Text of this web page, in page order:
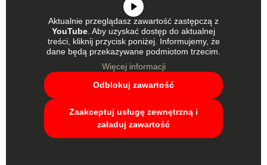
Aktualnie przeglądasz zawartość zastępczą z
YouTube . Aby uzyskać dostęp do aktualnej
treści, kliknij przycisk poniżej. Informujemy, że
dane będą przekazywane podmiotom trzecim.
Więcej informacji
Odblokuj zawartość
Zaakceptuj usługę zewnętrzną i
załaduj zawartość